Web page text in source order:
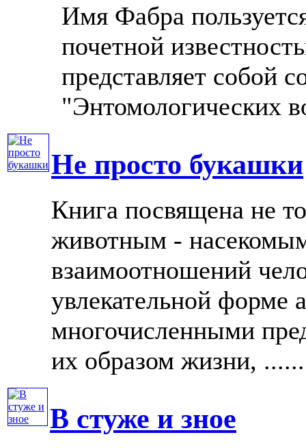
Имя Фабра
почетной
представляет собой
"Энтомологических
Не просто букашки
Книга посвящена не
животным -
взаимоотношений
увлекательной форме
многочисленными
их образом жизни, ......
В стуже и зное